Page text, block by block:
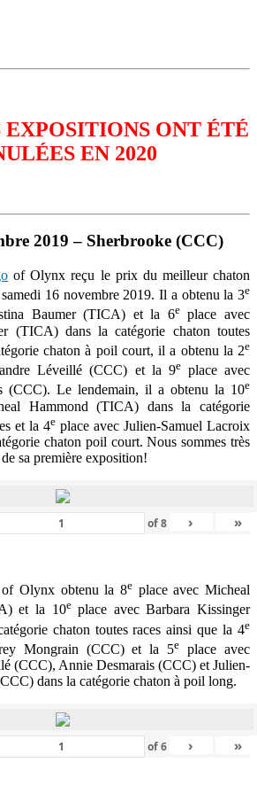
EXPOSITIONS ONT ÉTÉ
EN 2020
2019 – Sherbrooke(CCC)
of Olynx reçu le prix du meilleur chaton
16 novembre 2019. Il a obtenu la 3e
Baumer (TICA) et la 6eplace avec
(TICA) dans la catégorie chaton toutes
chaton à poil court, il a obtenu la 2e
Léveillé (CCC) et la 9eplace avec
(CCC). Le lendemain, il a obtenu la 10e
Hammond (TICA) dans la catégorie
et la 4e place avec Julien-Samuel Lacroix
chaton poil court. Nous sommes très
sa première exposition!
of8 › »
of Olynx obtenu la 8e place avec Micheal
et la 10eplace avec Barbara Kissinger
chaton toutes races ainsi que la 4e
Mongrain (CCC) et la 5e place avec
(CCC), Annie Desmarais (CCC) et Julien-
dans la catégorie chaton à poil long.
of6 › »